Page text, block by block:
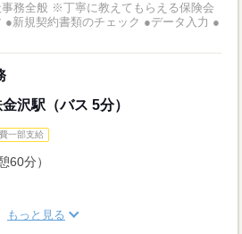
務全般 ※丁寧に教えてもらえる保険会
●新規契約書類のチェック ●データ入力 ●
沢駅（バス 5分）
一部支給
60分）
もっと見る